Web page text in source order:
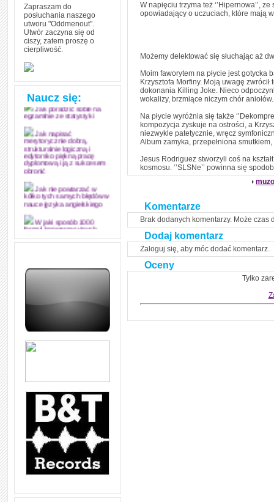
Zapraszam do
posłuchania naszego
utworu "Oddmenout".
Utwór zaczyna się od
ciszy, zatem proszę o
cierpliwość.
Naucz się:
Jak stworzyć fenomen
egzamin? Poznaj metody
Jak poradzić sobie na
egzaminie ze statystyki
Jak napisać
merytorycznie dobrą,
strukturalnie logiczną i
edytorsko piękną pracę
dyplomową i ją z sukcesem
obronić
Jak nie powtarzać w
kółko tych samych błędów w
nauce języka angielskiego
W jaki sposób 1000
pozwoli Ci opanować język
zapamiętasz
zrozumiale wytłumaczył, na
(reported speech) w języku
angielskim
dłużej!
W napięciu trzyma też ‘’Hipernowa’’,
opowiadający o uczuciach, które mają
Możemy delektować się słuchając aż
Moim faworytem na płycie jest gotycka
Krzysztofa Morfiny. Moją uwagę
dokonania Killing Joke. Nieco
wokalizy, brzmiące niczym chór aniołów.
Na płycie wyróżnia się także
kompozycja zyskuje na ostrości, a
niezwykle patetycznie, wręcz
Album zamyka, przepełniona smutkiem,
Jesus Rodriguez stworzyli coś na
kosmosu. ‘’SLSNe’’ powinna się
Komentarze
Brak dodanych komentarzy. Może czas
Dodaj komentarz
Zaloguj się, aby móc dodać komentarz.
Oceny
Tylko